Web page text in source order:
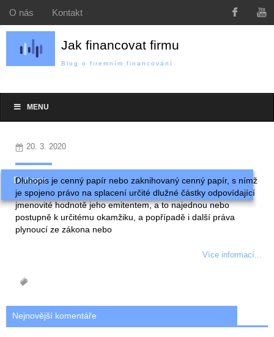
O nás Kontakt
Jak financovat firmu
Blog o firemním financování
MENU
Dluhopis
20. 3. 2020
Dluhopis je cenný papír nebo zaknihovaný cenný papír, s nímž
je spojeno právo na splacení určité dlužné částky odpovídající
jmenovité hodnotě jeho emitentem, a to najednou nebo
postupně k určitému okamžiku, a popřípadě i další práva
plynoucí ze zákona nebo
Více informací...
Nejnovější komentáře